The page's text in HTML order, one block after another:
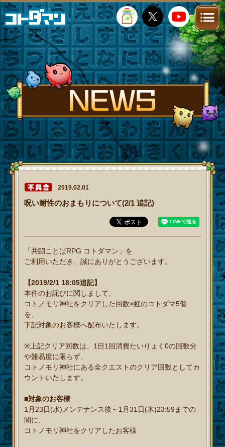
TOP STORY NEWS
FANKIT FAQ
2019.02.01
呪い耐性のおまもりについて(2/1 追記)
「共闘ことばRPG コトダマン」を
ご利用いただき、誠にありがとうございます。
【2019/2/1 18:05追記】
本件のお詫びに関しまして、
コトノモリ神社をクリアした回数×虹のコトダマ5個
を、
下記対象のお客様へ配布いたします。
※上記クリア回数は、1日1回消費たいりょく0の回数分
や難易度に限らず、
コトノモリ神社にある全クエストのクリア回数としてカ
ウントいたします。
■対象のお客様
1月23日(水)メンテナンス後～1月31日(木)23:59までの
間に、
コトノモリ神社をクリアしたお客様